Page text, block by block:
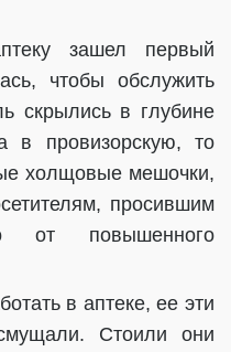
зашел первый
чтобы обслужить
скрылись в глубине
в провизорскую, то
холщовые мешочки,
просившим
от повышенного
в аптеке, ее эти
Стоили они